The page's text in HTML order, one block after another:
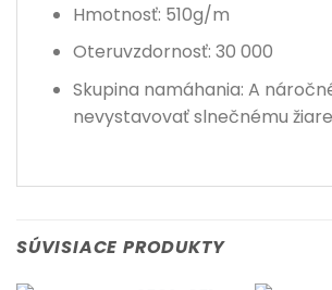
Hmotnosť: 510g/m
Oteruvzdornosť: 30 000
Skupina namáhania: A
nevystavovať slnečnému
SÚVISIACE PRODUKTY